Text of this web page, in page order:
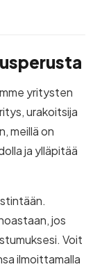
yritysten
urakoitsija
meillä on
ja ylläpitää
jos
Voit
ilmoittamalla